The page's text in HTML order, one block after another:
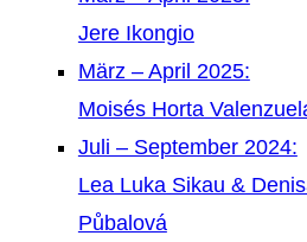
Jere Ikongio
März – April 2025:
Moisés Horta
Juli – September 2024:
Lea Luka Sikau &
Půbalová